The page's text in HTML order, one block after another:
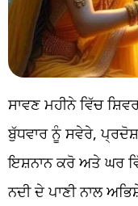
ਸਾਵਣ ਮਹੀਨੇ ਵਿੱਚ
ਬੁੱਧਵਾਰ ਨੂੰ ਸਵੇਰੇ, ਪ੍ਰਦੋਸ਼
ਇਸ਼ਨਾਨ ਕਰੋ ਅਤੇ ਘਰ
ਨਦੀ ਦੇ ਪਾਣੀ ਨਾਲ